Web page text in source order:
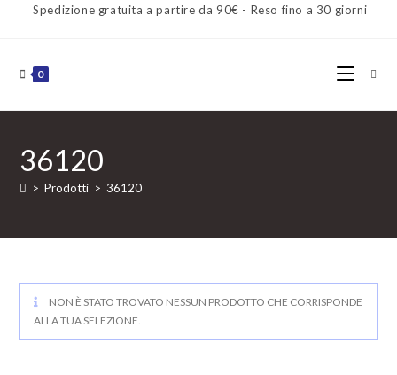
Spedizione gratuita a partire da 90€ - Reso fino a 30 giorni
0
36120
> Prodotti > 36120
NON È STATO TROVATO NESSUN PRODOTTO CHE CORRISPONDE
ALLA TUA SELEZIONE.